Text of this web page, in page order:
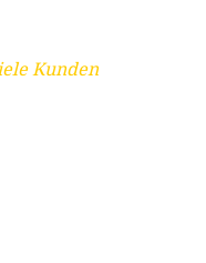
Kunden